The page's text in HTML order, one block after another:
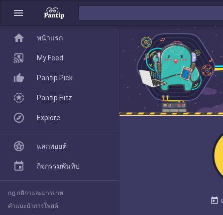
menu
today
home
Pantip Pick
Explore
home หน้าแรก
My Feed
Pantip Pick
Pantip Hitz
Explore
แลกพอยต์
กิจกรรมพันทิป
กฎ กติกาและมารยาท
คำแนะนำการโพสต์